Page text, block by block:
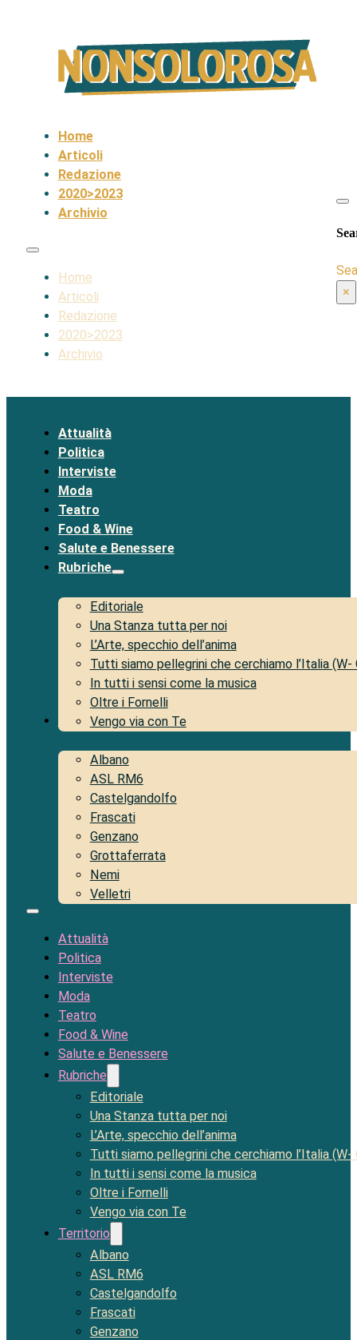
Home
Articoli
Redazione
2020>2023
Archivio
Home
Articoli
Redazione
2020>2023
Archivio
×
Attualità
Politica
Interviste
Moda
Teatro
Food & Wine
Salute e Benessere
Rubriche
Editoriale
Una Stanza tutta per noi
L’Arte, specchio dell’anima
Tutti siamo pellegrini che cerchiamo l’Italia (W-
In tutti i sensi come la musica
Oltre i Fornelli
Vengo via con Te
Territorio
Albano
ASL RM6
Castelgandolfo
Frascati
Genzano
Grottaferrata
Nemi
Velletri
Attualità
Politica
Interviste
Moda
Teatro
Food & Wine
Salute e Benessere
Rubriche
Editoriale
Una Stanza tutta per noi
L’Arte, specchio dell’anima
Tutti siamo pellegrini che cerchiamo l’Italia (W-
In tutti i sensi come la musica
Oltre i Fornelli
Vengo via con Te
Territorio
Albano
ASL RM6
Castelgandolfo
Frascati
Genzano